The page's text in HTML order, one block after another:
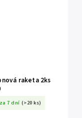
raketa 2ks
7 dní (>20 ks)